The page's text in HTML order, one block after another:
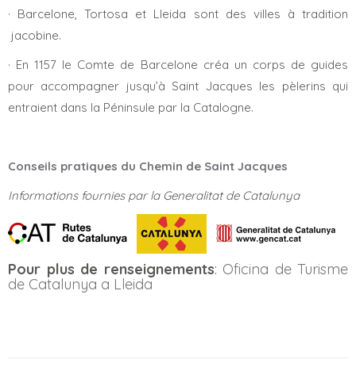
· Barcelone, Tortosa et Lleida sont des villes à tradition
jacobine.
· En 1157 le Comte de Barcelone créa un corps de guides
pour accompagner jusqu’à Saint Jacques les pèlerins qui
entraient dans la Péninsule par la Catalogne.
Conseils pratiques du Chemin de Saint Jacques
Informations fournies par la Generalitat de Catalunya
Pour plus de renseignements: Oficina de Turisme
de Catalunya a Lleida